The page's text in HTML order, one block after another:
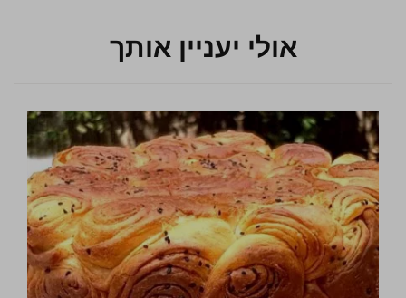
אולי יעניין אותך